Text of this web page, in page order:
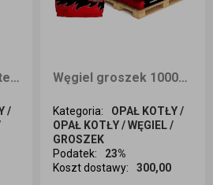
Węgiel groszek Bartex SILVER 25 kg odbiór osobisty
/
Węgiel groszek 1000KG BARTEX SILVER 1 dostawa Wrocław i okolice
Kategoria:
OPAŁ KOTŁY /
OPAŁ KOTŁY / WĘGIEL /
GROSZEK
Podatek:
23%
Koszt dostawy: 300,00
Ilość sztuk